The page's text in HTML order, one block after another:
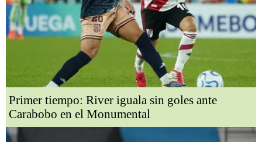
Primer tiempo: River iguala sin goles ante
Carabobo en el Monumental